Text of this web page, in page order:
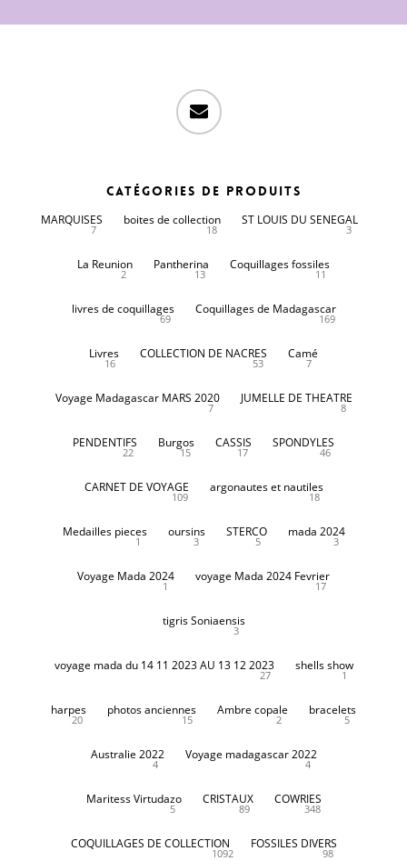
email
Catégories de produits
MARQUISES
7
boites de collection
18
ST LOUIS DU SENEGAL
3
La Reunion
2
Pantherina
13
Coquillages fossiles
11
livres de coquillages
69
Coquillages de Madagascar
169
Livres
16
COLLECTION DE NACRES
53
Camé
7
Voyage Madagascar MARS 2020
7
JUMELLE DE THEATRE
8
PENDENTIFS
22
Burgos
15
CASSIS
17
SPONDYLES
46
CARNET DE VOYAGE
109
argonautes et nautiles
18
Medailles pieces
1
oursins
3
STERCO
5
mada 2024
3
Voyage Mada 2024
1
voyage Mada 2024 Fevrier
17
tigris Soniaensis
3
voyage mada du 14 11 2023 AU 13 12 2023
27
shells show
1
harpes
20
photos anciennes
15
Ambre copale
2
bracelets
5
Australie 2022
4
Voyage madagascar 2022
4
Maritess Virtudazo
5
CRISTAUX
89
COWRIES
348
COQUILLAGES DE COLLECTION
1092
FOSSILES DIVERS
98